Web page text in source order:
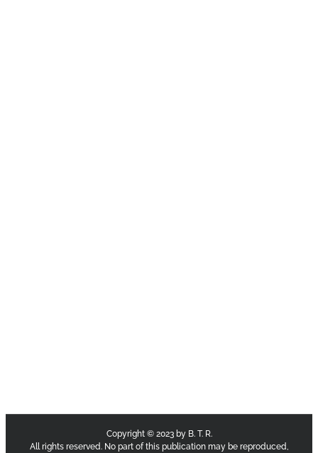
Copyright © 2023 by B. T. R.
All rights reserved. No part of this publication may be reproduced,